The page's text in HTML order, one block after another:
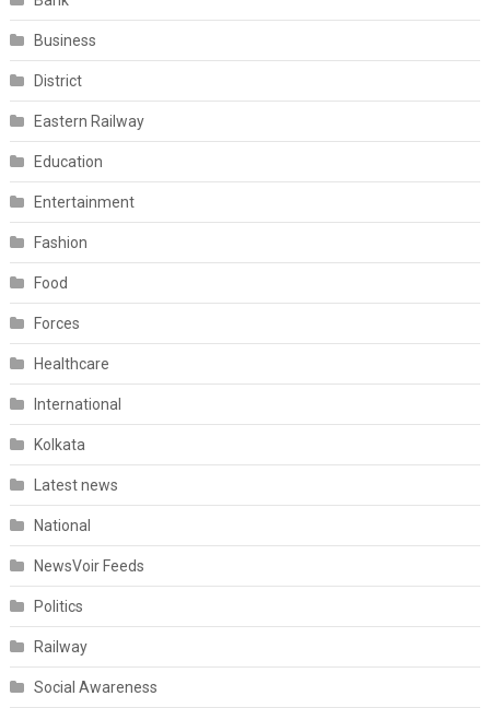
Business
District
Eastern Railway
Education
Entertainment
Fashion
Food
Forces
Healthcare
International
Kolkata
Latest news
National
NewsVoir Feeds
Politics
Railway
Social Awareness